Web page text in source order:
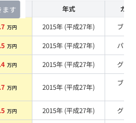
ます
実績 年式
カラ
万円 2015年 (平成27年)
ブルー
万円 2015年 (平成27年)
パール
万円 2015年 (平成27年) グレー
万円 2015年 (平成27年)
ブラ
万円 2015年 (平成27年) グレー